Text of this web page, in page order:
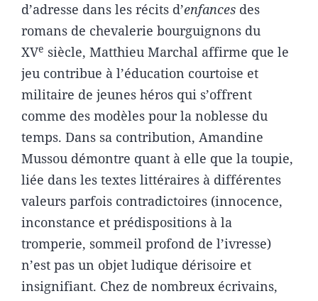
d’adresse dans les récits d’enfances des
romans de chevalerie bourguignons du
XVe siècle, Matthieu Marchal affirme que le
jeu contribue à l’éducation courtoise et
militaire de jeunes héros qui s’offrent
comme des modèles pour la noblesse du
temps. Dans sa contribution, Amandine
Mussou démontre quant à elle que la toupie,
liée dans les textes littéraires à différentes
valeurs parfois contradictoires (innocence,
inconstance et prédispositions à la
tromperie, sommeil profond de l’ivresse)
n’est pas un objet ludique dérisoire et
insignifiant. Chez de nombreux écrivains,